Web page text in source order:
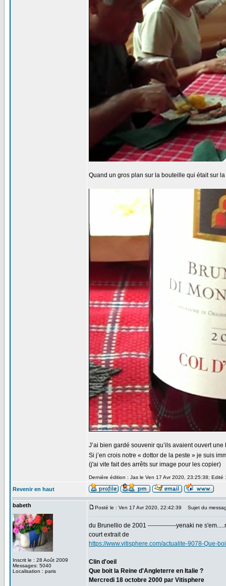
Quand un gros plan sur la bouteille qui était sur
J’ai bien gardé souvenir qu’ils avaient ouvert
Si j’en crois notre « dottor de la peste » je suis
(j'ai vite fait des arrêts sur image pour les copier)
Dernière édition : Jas le Ven 17 Avr 2020, 23:25:38; Edité
Revenir en haut
babeth
Inscrit le : 28 Août 2009
Messages: 5040
Localisation : paris
Posté le : Ven 17 Avr 2020, 22:42:39 Sujet du
du Brunellio de 2001 --------------yenaki ne
court extrait de
https://www.vitisphere.com/actualite-9078-Que-
Clin d'oeil
Que boit la Reine d'Angleterre en Italie ?
Mercredi 18 octobre 2000 par Vitisphere